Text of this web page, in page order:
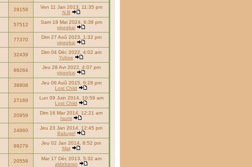
29158
Ven 11 Jan 2013, 11:35 pm
N.B
57512
Sam 18 Mai 2024, 6:38 pm
yipeekai
77370
Dim 27 Aoû 2023, 1:32 pm
yipeekai
32439
Dim 04 Déc 2022, 4:02 am
Yubee
89264
Jeu 28 Avr 2022, 4:07 pm
yipeekai
38808
Jeu 06 Aoû 2015, 6:28 pm
Lost Child
27169
Lun 09 Juin 2014, 10:59 am
Lost Child
20959
Dim 16 Mar 2014, 12:21 am
Isumi
24860
Jeu 23 Jan 2014, 12:45 pm
Bakugirl
99279
Jeu 02 Jan 2014, 8:52 pm
Mat
20558
Mar 17 Déc 2013, 5:32 am
aldebaran